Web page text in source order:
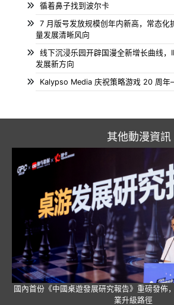
循着鼻子找到波尔卡
7 月版号发放规模创年内新高，常态化
量发展清晰风向
线下沉浸乐园开辟国漫全新增长曲线，
发展新方向
Kalypso Media 庆祝策略游戏 20 周
其他動漫資訊
國內首份《中國桌遊發展研究報告》重磅發佈
業升級路徑